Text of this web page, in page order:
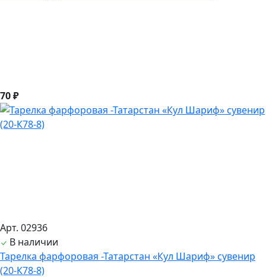
70 ₽
Арт. 02936
В наличии
Тарелка фарфоровая -Татарстан «Кул Шариф» сувенир
(20-К78-8)